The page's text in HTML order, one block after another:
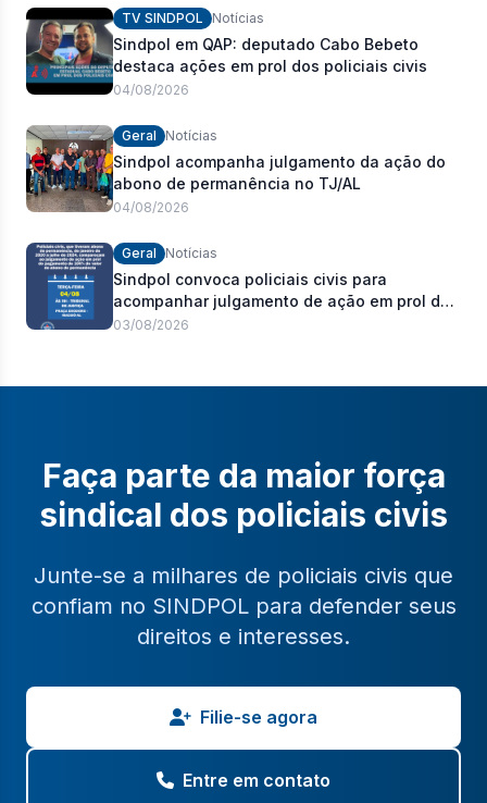
TV SINDPOL Notícias
Sindpol em QAP: deputado Cabo Bebeto
destaca ações em prol dos policiais civis
04/08/2026
Geral Notícias
Sindpol acompanha julgamento da ação do
abono de permanência no TJ/AL
04/08/2026
Geral Notícias
Sindpol convoca policiais civis para
acompanhar julgamento de ação em prol do
pagamento de 100% do abono de
03/08/2026
Faça parte da maior força
sindical dos policiais civis
Junte-se a milhares de policiais civis que
confiam no SINDPOL para defender seus
direitos e interesses.
Filie-se agora
Entre em contato